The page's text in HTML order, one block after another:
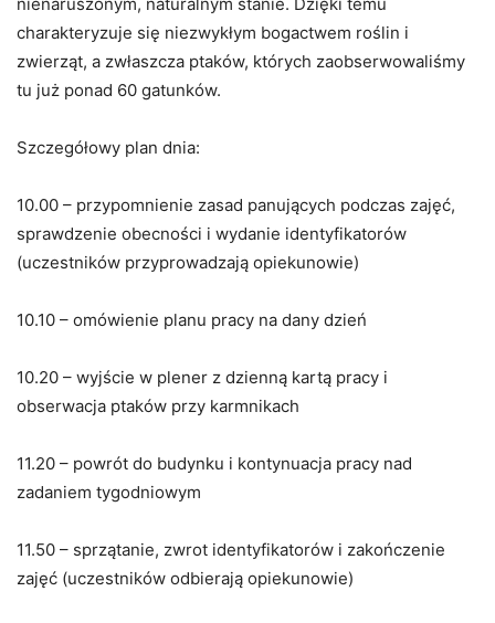
charakteryzuje się niezwykłym bogactwem roślin i
zwierząt, a zwłaszcza ptaków, których zaobserwowaliśmy
tu już ponad 60 gatunków.
Szczegółowy plan dnia:
10.00 – przypomnienie zasad panujących podczas zajęć,
sprawdzenie obecności i wydanie identyfikatorów
(uczestników przyprowadzają opiekunowie)
10.10 – omówienie planu pracy na dany dzień
10.20 – wyjście w plener z dzienną kartą pracy i
obserwacja ptaków przy karmnikach
11.20 – powrót do budynku i kontynuacja pracy nad
zadaniem tygodniowym
11.50 – sprzątanie, zwrot identyfikatorów i zakończenie
zajęć (uczestników odbierają opiekunowie)